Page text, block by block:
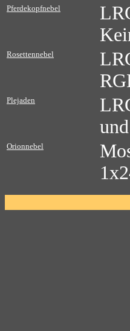
Pferdekopfnebel
Rosettennebel
Plejaden
Orionnebel